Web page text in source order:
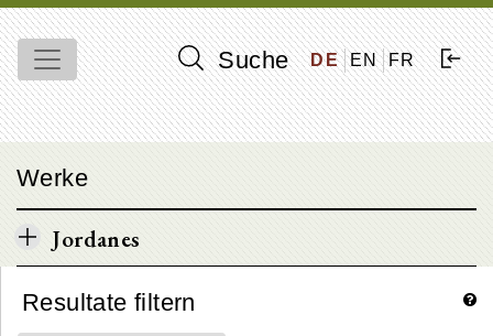
Suche DE EN FR
Werke
Jordanes
Resultate filtern